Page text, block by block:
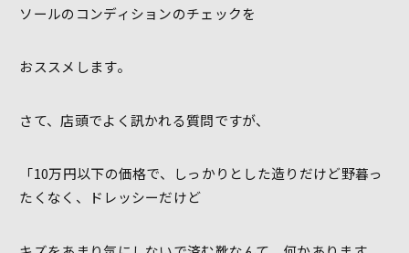
ソールのコンディションのチェックを
おススメします。
さて、店頭でよく訊かれる質問ですが、
「10万円以下の価格で、しっかりとした造りだけど野暮っ
たくなく、ドレッシーだけど